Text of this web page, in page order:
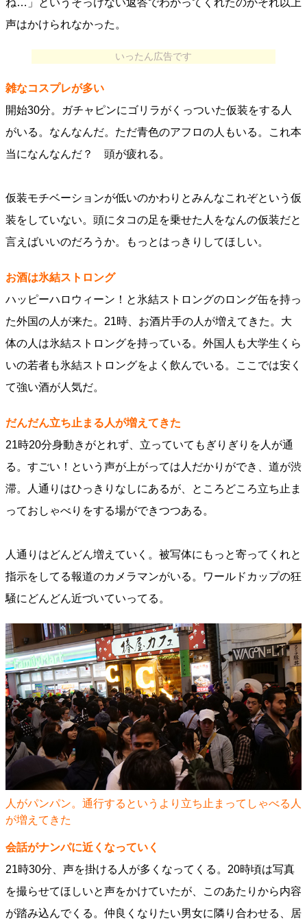
ね…」というそっけない返答でわかってくれたのかそれ以上
声はかけられなかった。
いったん広告です
雑なコスプレが多い
開始30分。ガチャピンにゴリラがくっついた仮装をする人
がいる。なんなんだ。ただ青色のアフロの人もいる。これ本
当になんなんだ？ 頭が疲れる。
仮装モチベーションが低いのかわりとみんなこれぞという仮
装をしていない。頭にタコの足を乗せた人をなんの仮装だと
言えばいいのだろうか。もっとはっきりしてほしい。
お酒は氷結ストロング
ハッピーハロウィーン！と氷結ストロングのロング缶を持っ
た外国の人が来た。21時、お酒片手の人が増えてきた。大
体の人は氷結ストロングを持っている。外国人も大学生くら
いの若者も氷結ストロングをよく飲んでいる。ここでは安く
て強い酒が人気だ。
だんだん立ち止まる人が増えてきた
21時20分身動きがとれず、立っていてもぎりぎりを人が通
る。すごい！という声が上がっては人だかりができ、道が渋
滞。人通りはひっきりなしにあるが、ところどころ立ち止ま
っておしゃべりをする場ができつつある。
人通りはどんどん増えていく。被写体にもっと寄ってくれと
指示をしてる報道のカメラマンがいる。ワールドカップの狂
騒にどんどん近づいていってる。
人がパンパン。通行するというより立ち止まってしゃべる人
が増えてきた
会話がナンパに近くなっていく
21時30分、声を掛ける人が多くなってくる。20時頃は写真
を撮らせてほしいと声をかけていたが、このあたりから内容
が踏み込んでくる。仲良くなりたい男女に隣り合わせる、居